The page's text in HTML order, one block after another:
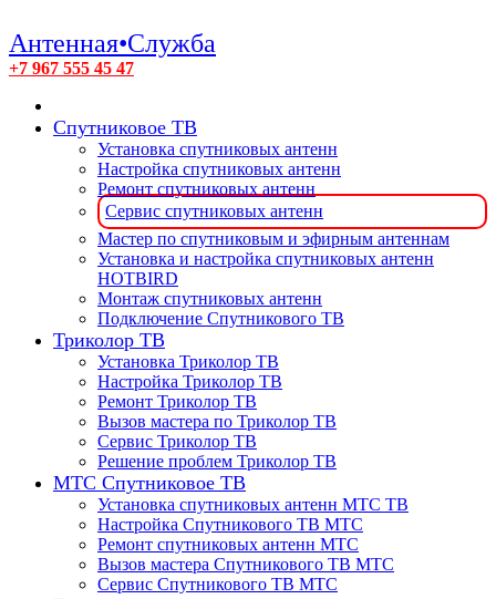
Антенная•Служба
+7 967 555 45 47
Спутниковое ТВ
Установка спутниковых антенн
Настройка спутниковых антенн
Ремонт спутниковых антенн
Сервис спутниковых антенн
Мастер по спутниковым и эфирным антеннам
Установка и настройка спутниковых антенн
HOTBIRD
Монтаж спутниковых антенн
Подключение Спутникового ТВ
Триколор ТВ
Установка Триколор ТВ
Настройка Триколор ТВ
Ремонт Триколор ТВ
Вызов мастера по Триколор ТВ
Сервис Триколор ТВ
Решение проблем Триколор ТВ
МТС Спутниковое ТВ
Установка спутниковых антенн МТС ТВ
Настройка Спутникового ТВ МТС
Ремонт спутниковых антенн МТС
Вызов мастера Спутникового ТВ МТС
Сервис Спутникового ТВ МТС